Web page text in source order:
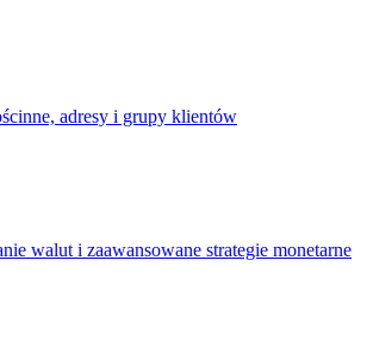
adresy i grupy klientów
walut i zaawansowane strategie monetarne